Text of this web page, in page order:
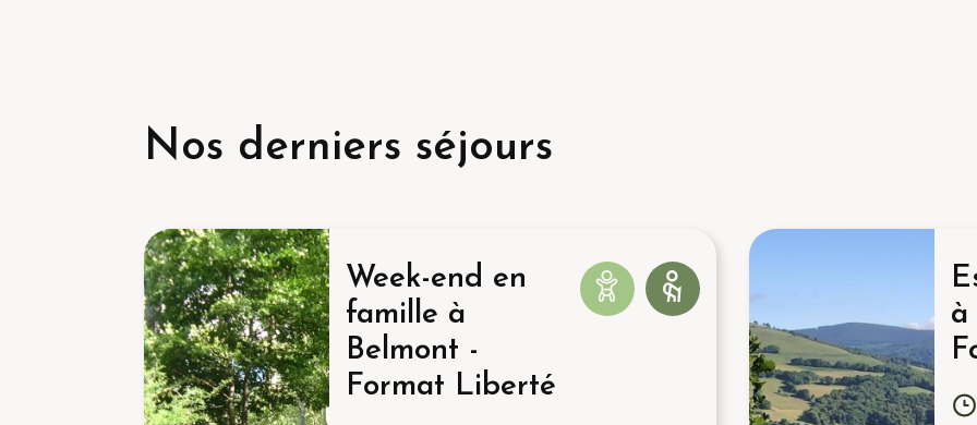
Nos derniers séjours
Week-end en
famille à
Belmont -
Format Liberté
à